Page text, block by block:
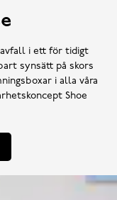
i ett för tidigt
synsätt på skors
i alla våra
Shoe